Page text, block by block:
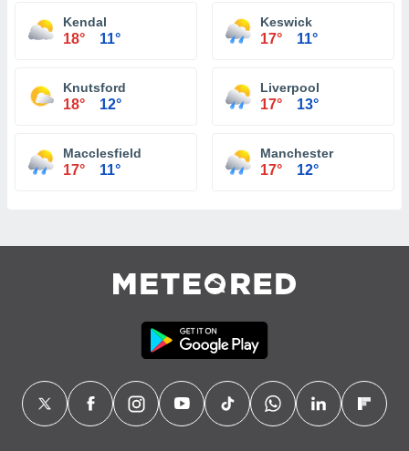
Kendal
18° 11°
Keswick
17° 11°
Knutsford
18° 12°
Liverpool
17° 13°
Macclesfield
17° 11°
Manchester
17° 12°